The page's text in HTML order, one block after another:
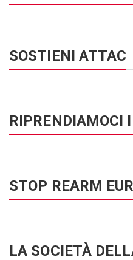
SOSTIENI ATTAC
RIPRENDIAMOCI
STOP REARM
LA SOCIETÀ